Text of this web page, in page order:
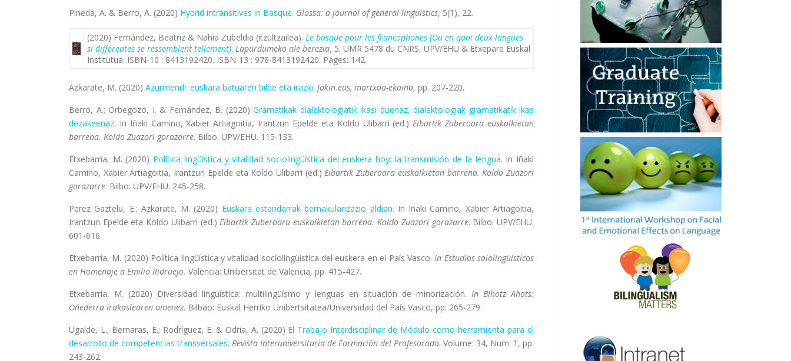
Pineda, A. & Berro, A. (2020) Hybrid intransitives in Basque. Glossa: a journal of general linguistics, 5(1), 22.
(2020) Fernández, Beatriz & Nahia Zubeldia (itzultzailea). Le basque pour les francophones (Ou en quoi deux langues
si différentes se ressemblent tellement). Lapurdumeko ale berezia, 5. UMR 5478 du CNRS, UPV/EHU & Etxepare Euskal
Institutua. ISBN-10 : 8413192420. ISBN-13 : 978-8413192420. Pages: 142.
Azkarate, M. (2020) Azurmendi: euskara batuaren bilbe eta irazki. Jakin.eus, martxoa-ekaina, pp. 207-220.
Berro, A.; Orbegozo, I. & Fernández, B. (2020) Gramatikak dialektologiatik ikasi duenaz, dialektologiak gramatikatik ikas
dezakeenaz. In Iñaki Camino, Xabier Artiagoitia, Irantzun Epelde eta Koldo Ulibarri (ed.)Eibartik Zuberoara euskalkietan
barrena. Koldo Zuazori gorazarre. Bilbo: UPV/EHU. 115-133.
Etxebarria, M. (2020) Política lingüística y vitalidad sociolingüística del euskera hoy: la transmisión de la lengua. In Iñaki
Camino, Xabier Artiagoitia, Irantzun Epelde eta Koldo Ulibarri (ed.)Eibartik Zuberoara euskalkietan barrena. Koldo Zuazori
gorazarre. Bilbo: UPV/EHU. 245-258.
Perez Gaztelu, E.; Azkarate, M. (2020) Euskara estandarrak bernakularizazio aldian. In Iñaki Camino, Xabier Artiagoitia,
Irantzun Epelde eta Koldo Ulibarri (ed.)Eibartik Zuberoara euskalkietan barrena. Koldo Zuazori gorazarre. Bilbo: UPV/EHU.
601-616.
Etxebarria, M. (2020) Política lingüística y vitalidad sociolingüística del euskera en el País Vasco.In Estudios soiolingüísticos
en Homenaje a Emilio Ridruejo. Valencia: Unibersitat de Valencia, pp. 415-427.
Etxebarria, M. (2020) Diversidad lingüística: multilingüísmo y lenguas en situación de minorización. In Bihotz Ahots:
Oñederra irakaslearen omenez. Bilbao: Euskal Herriko Unibertsitatea/Universidad del País Vasco, pp. 265-279.
Ugalde, L.; Bernaras, E.; Rodríguez, E. & Odria, A. (2020) El Trabajo Interdisciplinar de Módulo como herramienta para el
desarrollo de competencias transversales. Revista Interuniversitaria de Formación del Profesorado. Volume: 34, Num. 1, pp.
243-262.